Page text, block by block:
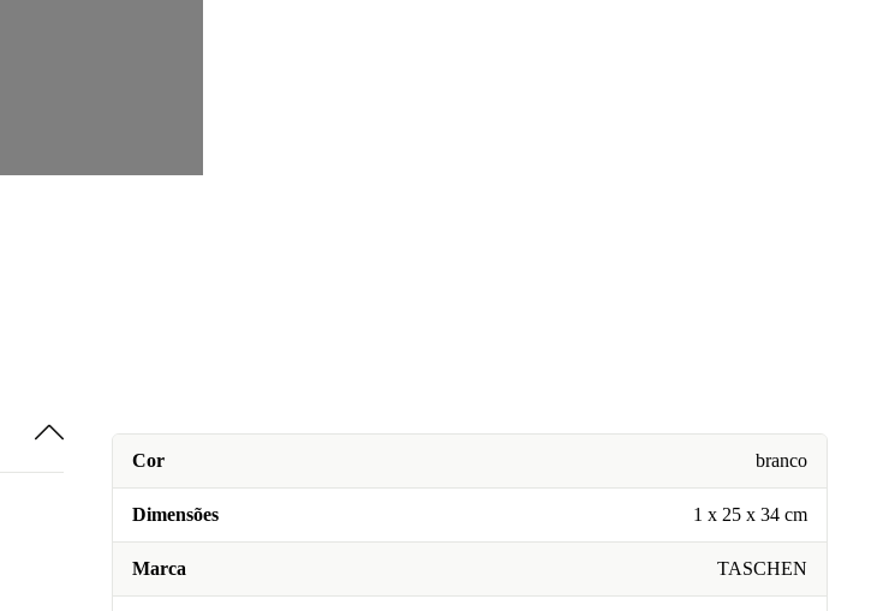
Cor branco
Dimensões 1 x 25 x 34 cm
Marca TASCHEN